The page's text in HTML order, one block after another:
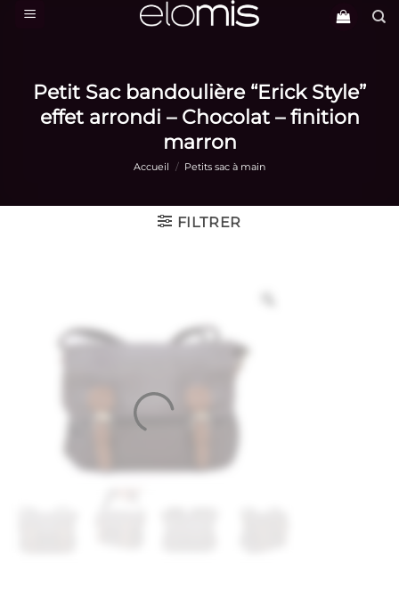
Passer
Petit Sac bandoulière “Erick Style”
effet arrondi – Chocolat – finition
marron
Accueil / Petits sac à main
FILTRER